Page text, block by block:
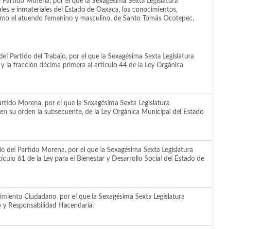
e inmateriales del Estado de Oaxaca, los conocimientos,
el atuendo femenino y masculino, de Santo Tomás Ocotepec,
Partido del Trabajo, por el que la Sexagésima Sexta Legislatura
la fracción décima primera al artículo 44 de la Ley Orgánica
Morena, por el que la Sexagésima Sexta Legislatura
su orden la subsecuente, de la Ley Orgánica Municipal del Estado
Partido Morena, por el que la Sexagésima Sexta Legislatura
61 de la Ley para el Bienestar y Desarrollo Social del Estado de
Ciudadano, por el que la Sexagésima Sexta Legislatura
Responsabilidad Hacendaria.